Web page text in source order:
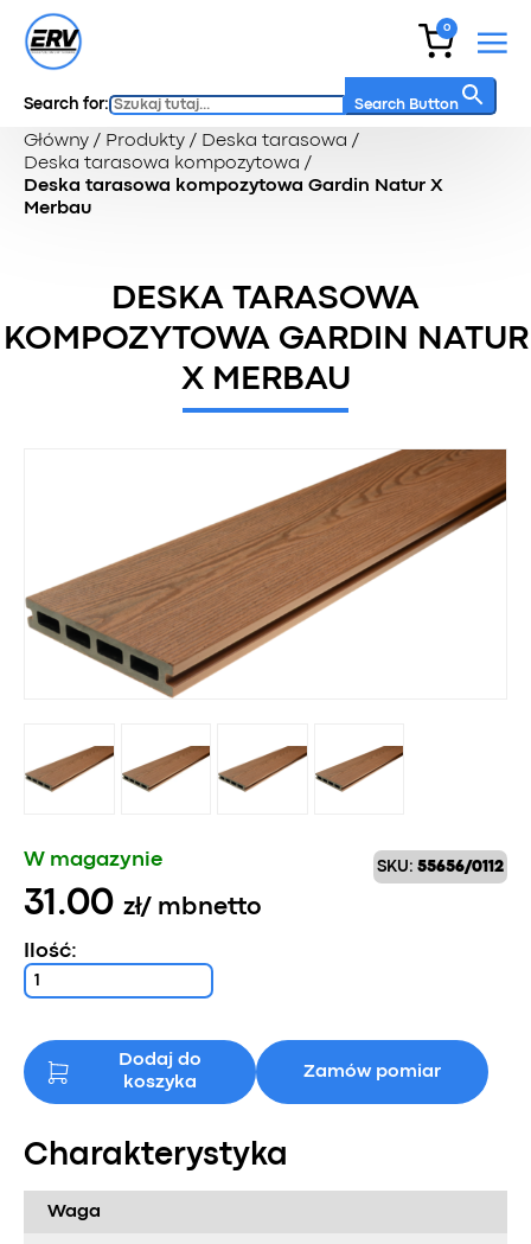
0
Search for: Search Button
Główny / Produkty / Deska tarasowa /
Deska tarasowa kompozytowa /
Deska tarasowa kompozytowa Gardin Natur X
Merbau
DESKA TARASOWA
KOMPOZYTOWA GARDIN NATUR
X MERBAU
SKU: 55656/0112
W magazynie
31.00 zł/ mbnetto
Ilość:
Dodaj do
koszyka
Zamów pomiar
Charakterystyka
Waga